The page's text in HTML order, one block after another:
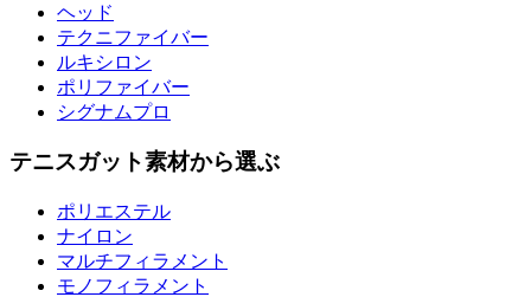
ヘッド
テクニファイバー
ルキシロン
ポリファイバー
シグナムプロ
テニスガット素材から選ぶ
ポリエステル
ナイロン
マルチフィラメント
モノフィラメント